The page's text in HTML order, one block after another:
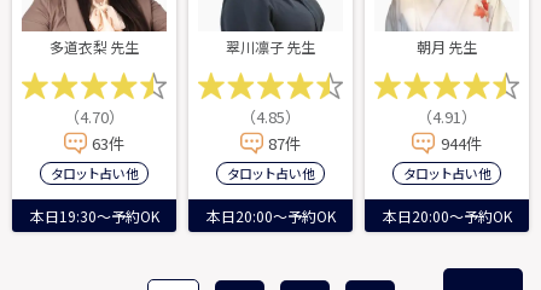
多道衣梨 先生
（4.70）
63件
タロット占い 他
本日19:30～予約OK
翠川凛子 先生
（4.85）
87件
タロット占い 他
本日20:00～予約OK
朝月 先生
（4.91）
944件
タロット占い 他
本日20:00～予約OK